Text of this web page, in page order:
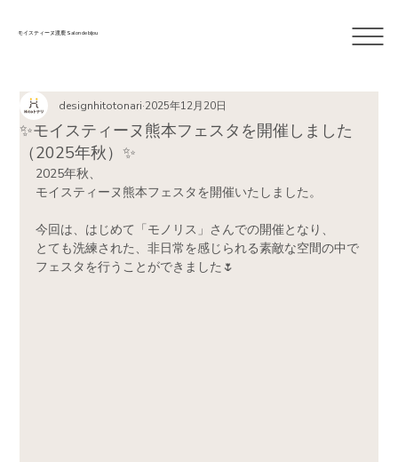
モイスティーヌ渡鹿 Salon de bijou
✨モイスティーヌ熊本フェスタを開催しました
（2025年秋）✨
designhitotonari 2025年12月20日
2025年秋、
モイスティーヌ熊本フェスタを開催いたしました。
今回は、はじめて「モノリス」さんでの開催となり、
とても洗練された、非日常を感じられる素敵な空間の中で
フェスタを行うことができました🌷